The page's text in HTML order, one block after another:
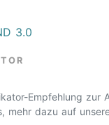
3.0
Empfehlung zur
mehr dazu auf